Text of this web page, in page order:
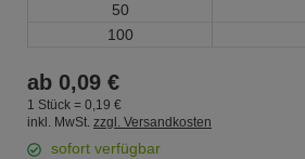
50
100
ab 0,09 €
1 Stück = 0, 19 €
inkl. MwSt. zzgl. Versandkosten
sofort verfügbar